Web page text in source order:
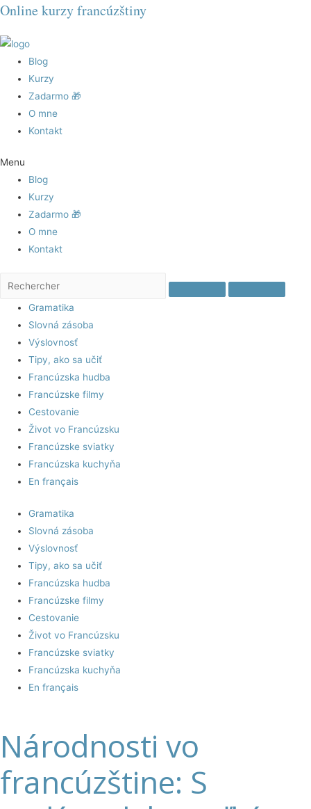
Online kurzy francúzštiny
Blog
Kurzy
Zadarmo 🎁
O mne
Kontakt
Menu
Blog
Kurzy
Zadarmo 🎁
O mne
Kontakt
Gramatika
Slovná zásoba
Výslovnosť
Tipy, ako sa učiť
Francúzska hudba
Francúzske filmy
Cestovanie
Život vo Francúzsku
Francúzske sviatky
Francúzska kuchyňa
En français
Gramatika
Slovná zásoba
Výslovnosť
Tipy, ako sa učiť
Francúzska hudba
Francúzske filmy
Cestovanie
Život vo Francúzsku
Francúzske sviatky
Francúzska kuchyňa
En français
Národnosti vo
francúzštine: S